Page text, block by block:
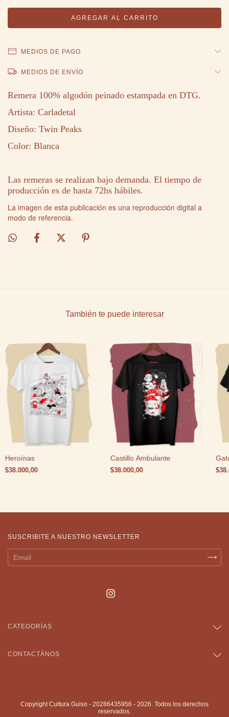
MEDIOS DE PAGO
MEDIOS DE ENVÍO
Remera 100% algodón peinado estampada en DTG.
Artista: Carladetal
Diseño: Twin Peaks
Color: Blanca
Las remeras se realizan bajo demanda. El tiempo de
producción es de hasta 72hs hábiles.
La imagen de esta publicación es una reproducción digital a
modo de referencia.
También te puede interesar
Heroínas
$38.000,00
Castillo Ambulante
$38.000,00
SUSCRIBITE A NUESTRO NEWSLETTER
CATEGORÍAS
CONTACTÁNOS
Copyright Cultura Guiso - 20286435956 - 2026. Todos los derechos
reservados.